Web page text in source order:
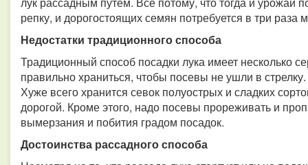
репку, и дорогостоящих семян потребуется в три
Недостатки традиционного способа
Традиционный способ посадки лука имеет несколько
правильно храниться, чтобы посевы не ушли в
Хуже всего хранится севок полуострых и сладких
дорогой. Кроме этого, надо посевы прореживать и
вымерзания и побития градом посадок.
Достоинства рассадного способа